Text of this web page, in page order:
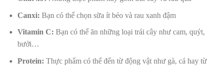
Canxi: Bạn có thể chọn sữa ít béo và rau xanh đậm
Vitamin C: Bạn có thể ăn những loại trái cây như cam, quýt,
bưởi…
Protein: Thực phẩm có thể đến từ động vật như gà, cá hay từ